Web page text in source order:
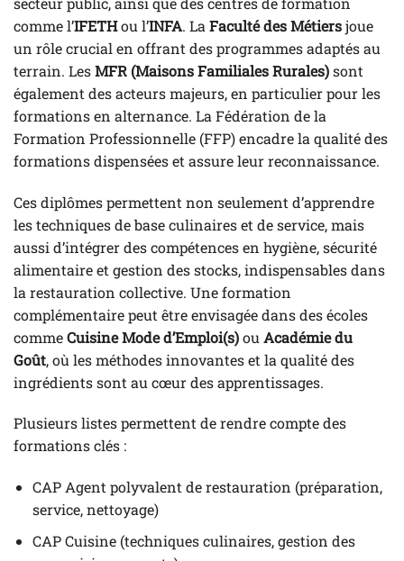
comme l’IFETHou l’INFA. La Faculté des Métiersjoue
un rôle crucial en offrant des programmes adaptés au
terrain. LesMFR (Maisons Familiales Rurales)sont
également des acteurs majeurs, en particulier pour les
formations en alternance. La Fédération de la
Formation Professionnelle (FFP) encadre la qualité des
formations dispensées et assure leur reconnaissance.
Ces diplômes permettent non seulement d’apprendre
les techniques de base culinaires et de service, mais
aussi d’intégrer des compétences en hygiène, sécurité
alimentaire et gestion des stocks, indispensables dans
la restauration collective. Une formation
complémentaire peut être envisagée dans des écoles
commeCuisine Mode d’Emploi(s)ou Académie du
Goût, où les méthodes innovantes et la qualité des
ingrédients sont au cœur des apprentissages.
Plusieurs listes permettent de rendre compte des
formations clés :
CAP Agent polyvalent de restauration (préparation,
service, nettoyage)
CAP Cuisine (techniques culinaires, gestion des